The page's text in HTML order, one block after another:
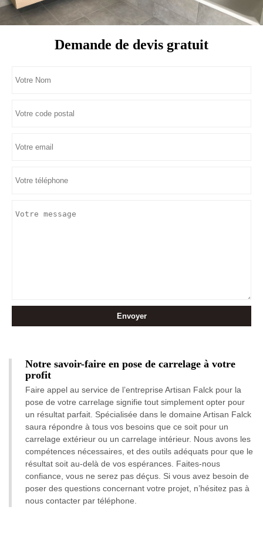
Demande de devis gratuit
Notre savoir-faire en pose de carrelage à votre
profit
Faire appel au service de l’entreprise Artisan Falck pour la
pose de votre carrelage signifie tout simplement opter pour
un résultat parfait. Spécialisée dans le domaine Artisan Falck
saura répondre à tous vos besoins que ce soit pour un
carrelage extérieur ou un carrelage intérieur. Nous avons les
compétences nécessaires, et des outils adéquats pour que le
résultat soit au-delà de vos espérances. Faites-nous
confiance, vous ne serez pas déçus. Si vous avez besoin de
poser des questions concernant votre projet, n’hésitez pas à
nous contacter par téléphone.